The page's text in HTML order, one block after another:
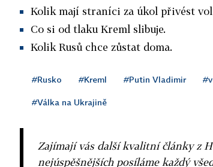
Kolik mají straníci za úkol přivést
Co si od tlaku Kreml slibuje.
Kolik Rusů chce zůstat doma.
#Rusko #Kreml #Putin Vladimir
#Válka na Ukrajině
Zajímají vás další kvalitní články z
nejúspěšnějších posíláme každý